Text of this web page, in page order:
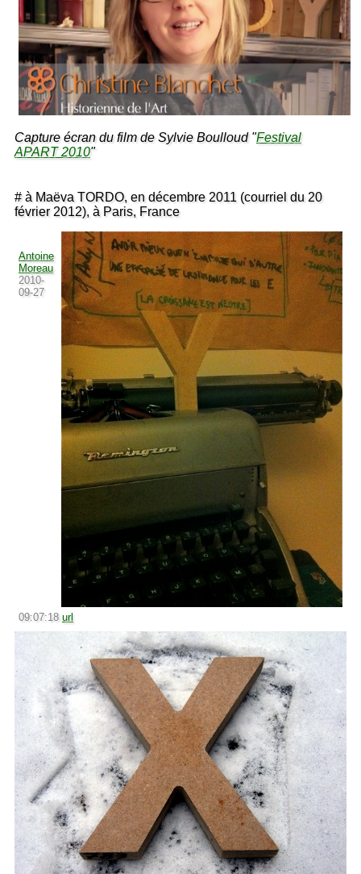
Capture écran du film de Sylvie Boulloud "Festival
APART 2010"
# à Maëva TORDO, en décembre 2011 (courriel du 20
février 2012), à Paris, France
Antoine
Moreau
2010-
09-27
09:07:18 url